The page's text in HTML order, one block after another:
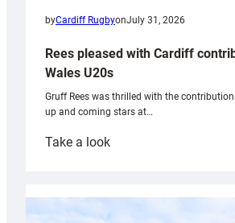
byCardiff RugbyonJuly 31, 2026
Rees pleased with Cardiff
Wales U20s
Gruff Rees was thrilled with the contribution
up and coming stars at…
Take a look:
with
Cardiff